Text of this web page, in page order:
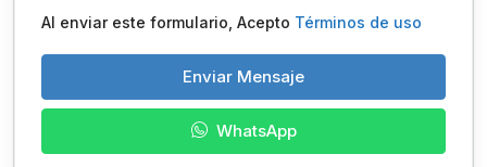
Al enviar este formulario, Acepto Términos de uso
Enviar Mensaje
WhatsApp